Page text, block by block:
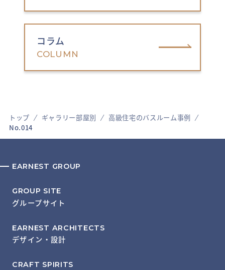
トップ ギャラリー部屋別
高級住宅のバスルーム事例
No.014
コラム
COLUMN
EARNEST GROUP
GROUP SITE
グループサイト
EARNEST ARCHITECTS
デザイン・設計
CRAFT SPIRITS